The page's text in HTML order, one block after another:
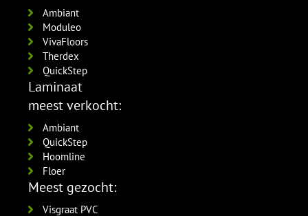
Ambiant
Moduleo
VivaFloors
Therdex
QuickStep
Laminaat
meest verkocht:
Ambiant
QuickStep
Hoomline
Floer
Meest gezocht:
Visgraat PVC